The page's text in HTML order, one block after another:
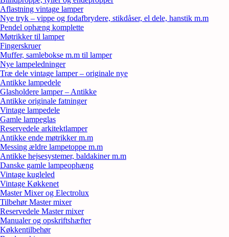
Aflastning vintage lamper
Nye tryk – vippe og fodafbrydere, stikdåser, el dele, hanstik m.m
Pendel ophæng komplette
Møtrikker til lamper
Fingerskruer
Muffer, samlebokse m.m til lamper
Nye lampeledninger
Træ dele vintage lamper – originale nye
Antikke lampedele
Glasholdere lamper – Antikke
Antikke originale fatninger
Vintage lampedele
Gamle lampeglas
Reservedele arkitektlamper
Antikke ende møtrikker m.m
Messing ældre lampetoppe m.m
Antikke hejsesystemer, baldakiner m.m
Danske gamle lampeophæng
Vintage kugleled
Vintage Køkkenet
Master Mixer og Electrolux
Tilbehør Master mixer
Reservedele Master mixer
Manualer og opskriftshæfter
Køkkentilbehør